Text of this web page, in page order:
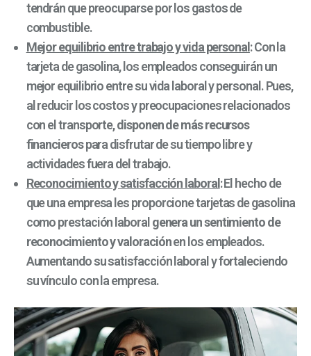
tendrán que preocuparse por los gastos de
combustible.
Mejor equilibrio entre trabajo y vida personal : Con la
tarjeta de gasolina, los empleados conseguirán un
mejor equilibrio entre su vida laboral y personal. Pues,
al reducir los costos y preocupaciones relacionados
con el transporte,disponen de más recursos
financierospara disfrutar de su tiempo libre y
actividades fuera del trabajo.
Reconocimiento y satisfacción laboral : El hecho de
que una empresa les proporcione tarjetas de gasolina
como prestación laboral genera un sentimiento de
reconocimiento y valoraciónen los empleados.
Aumentando su satisfacción laboral y fortaleciendo
su vínculo con la empresa.